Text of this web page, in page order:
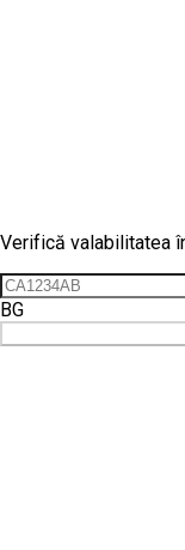
Verifică valabilitatea
BG